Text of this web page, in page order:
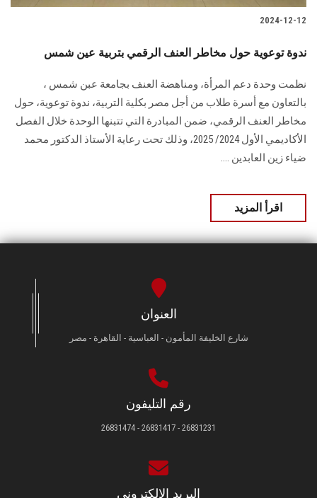
الزائـرون
سجل الان
2024-12-12
ندوة توعوية حول مخاطر العنف الرقمي بتربية عين شمس
نظمت وحدة دعم المرأة، ومناهضة العنف بجامعة عبن شمس ،
بالتعاون مع أسرة طلاب من ‏أجل مصر بكلية التربية، ندوة توعوية، حول
مخاطر العنف الرقمي، ضمن المبادرة التي تتبنها ‏الوحدة خلال الفصل
الأكاديمي الأول 2024/ 2025، وذلك تحت رعاية الأستاذ الدكتور محمد
‏ضياء زين العابدين ....
اقرأ المزيد
العنوان
شارع الخليفة المأمون - العباسية - القاهرة - مصر
رقم التليفون
26831231 - 26831417 - 26831474
البريد الإلكتروني